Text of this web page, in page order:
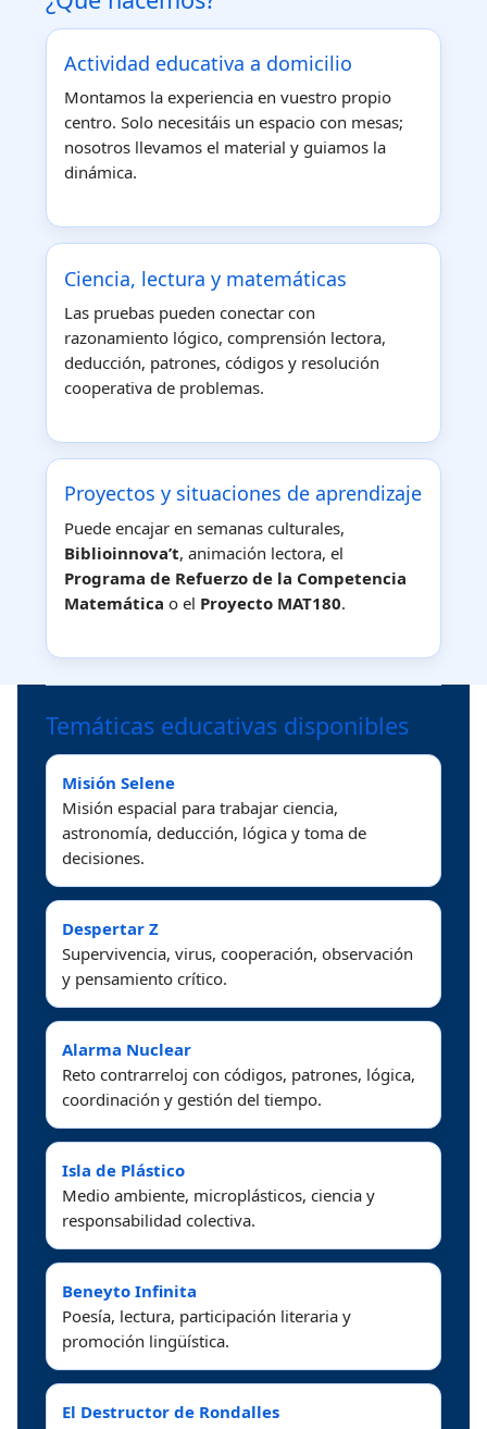
Actividad educativa a domicilio
Montamos la experiencia en vuestro propio
centro. Solo necesitáis un espacio con mesas;
nosotros llevamos el material y guiamos la
dinámica.
Ciencia, lectura y matemáticas
Las pruebas pueden conectar con
razonamiento lógico, comprensión lectora,
deducción, patrones, códigos y resolución
cooperativa de problemas.
Proyectos y situaciones de aprendizaje
Puede encajar en semanas culturales,
Biblioinnova’t, animación lectora, el
Programa de Refuerzo de la Competencia
Matemática o el Proyecto MAT180.
Temáticas educativas disponibles
Misión Selene
Misión espacial para trabajar ciencia,
astronomía, deducción, lógica y toma de
decisiones.
Despertar Z
Supervivencia, virus, cooperación, observación
y pensamiento crítico.
Alarma Nuclear
Reto contrarreloj con códigos, patrones, lógica,
coordinación y gestión del tiempo.
Isla de Plástico
Medio ambiente, microplásticos, ciencia y
responsabilidad colectiva.
Beneyto Infinita
Poesía, lectura, participación literaria y
promoción lingüística.
El Destructor de Rondalles